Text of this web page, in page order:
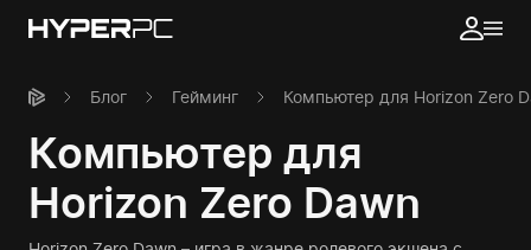
Блог Гейминг Компьютер для Horizon Zero
Компьютер для
Horizon Zero Dawn